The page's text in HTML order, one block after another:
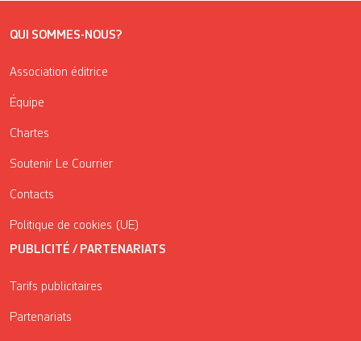
QUI SOMMES-NOUS?
Association éditrice
Équipe
Chartes
Soutenir Le Courrier
Contacts
Politique de cookies (UE)
PUBLICITÉ / PARTENARIATS
Tarifs publicitaires
Partenariats